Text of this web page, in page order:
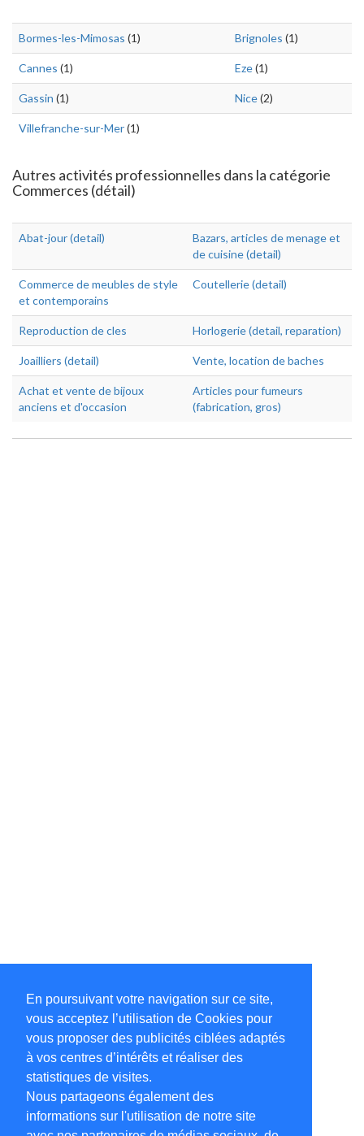
En poursuivant votre navigation sur ce site,
vous acceptez l’utilisation de Cookies pour
vous proposer des publicités ciblées adaptés
à vos centres d’intérêts et réaliser des
statistiques de visites.
Nous partageons également des
informations sur l'utilisation de notre site
Bormes-les-Mimosas (1) Brignoles (1)
Cannes (1) Eze(1)
Gassin (1) Nice(2)
Villefranche-sur-Mer(1)
Autres activités professionnelles dans la catégorie
Commerces (détail)
Abat-jour (detail)
Bazars, articles de menage et
de cuisine (detail)
Commerce de meubles de style
et contemporains
Coutellerie (detail)
Reproduction de cles Horlogerie (detail, reparation)
Joailliers (detail) Vente, location de baches
Achat et vente de bijoux
anciens et d'occasion
Articles pour fumeurs
(fabrication, gros)